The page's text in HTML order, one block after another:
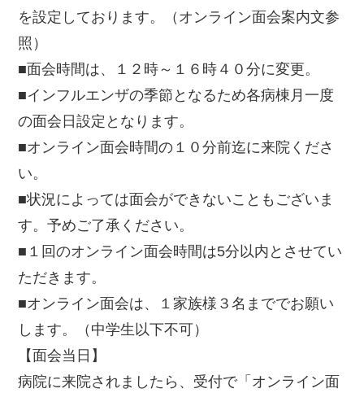
を設定しております。（オンライン面会案内文参
照）
■面会時間は、１２時～１６時４０分に変更。
■インフルエンザの季節となるため各病棟月一度
の面会日設定となります。
■オンライン面会時間の１０分前迄に来院くださ
い。
■状況によっては面会ができないこともございま
す。予めご了承ください。
■１回のオンライン面会時間は5分以内とさせてい
ただきます。
■オンライン面会は、１家族様３名まででお願い
します。（中学生以下不可）
【面会当日】
病院に来院されましたら、受付で「オンライン面